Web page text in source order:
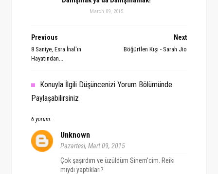
March 09, 2015
Next
Böğürtlen Kışı - Sarah Jio
Previous
8 Saniye, Esra İnal'ın
Hayatından...
Konuyla İlgili Düşüncenizi Yorum Bölümünde
Paylaşabilirsiniz
6 yorum:
Unknown
Pazartesi, Mart 09, 2015
Çok şaşırdım ve üzüldüm Sinem'cim. Reiki
miydi yaptıkları?